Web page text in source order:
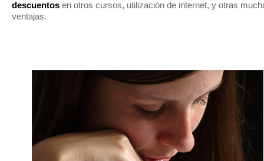
descuentos en otros cursos, utilización de internet, y otras
ventajas.